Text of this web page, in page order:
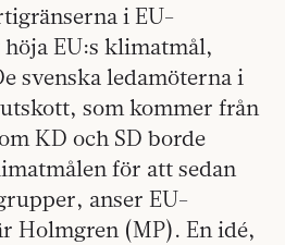
i EU-
EU:s klimatmål,
svenska ledamöterna i
som kommer från
KD och SD borde
för att sedan
anser EU-
Holmgren (MP). En idé,